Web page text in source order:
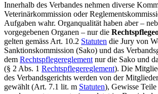
Innerhalb des Verbandes nehmen diverse
Veterinärkommission oder
Aufgaben wahr. Organqualität haben aber –
vorgegebenen Organen – nur die
gelten gemäss Art. 10.2 Statuten die Jury von
Sanktionskommission (Sako) und das
dem Rechtspflegereglement nur die Sako und
(§ 2 Abs. 1 Rechtspflegereglement). Die
des Verbandsgerichts werden von der
gewählt (Art. 7.1 lit. m Statuten), Gewisse